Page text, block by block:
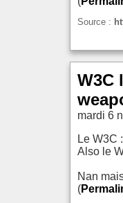
Source :
W3C
mardi 6
Le W3C
Also le
Nan
(